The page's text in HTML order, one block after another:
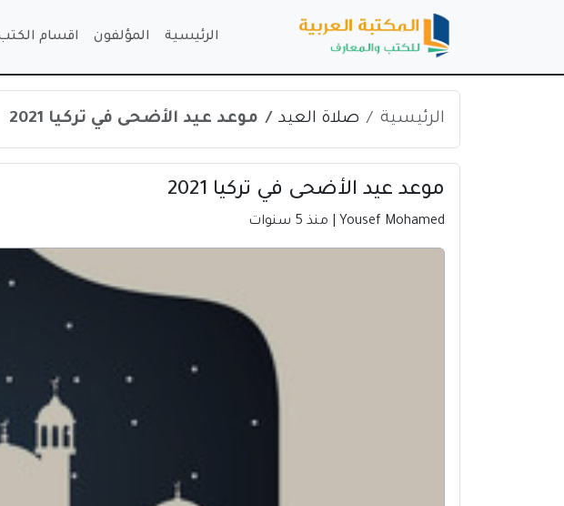
الرئيسية المؤلفون اقسام
الرئيسية صلاة العيد موعد عيد الأضحى في تركيا 2021
موعد عيد الأضحى في تركيا 2021
Yousef Mohamed | منذ 5 سنوات